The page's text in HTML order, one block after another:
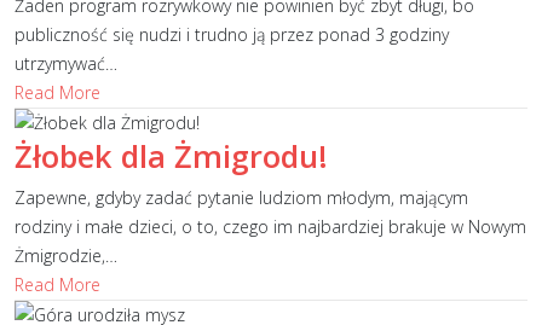
Żaden program rozrywkowy nie powinien być zbyt długi, bo
publiczność się nudzi i trudno ją przez ponad 3 godziny
utrzymywać…
Read More
Żłobek dla Żmigrodu!
Zapewne, gdyby zadać pytanie ludziom młodym, mającym
rodziny i małe dzieci, o to, czego im najbardziej brakuje w Nowym
Żmigrodzie,…
Read More